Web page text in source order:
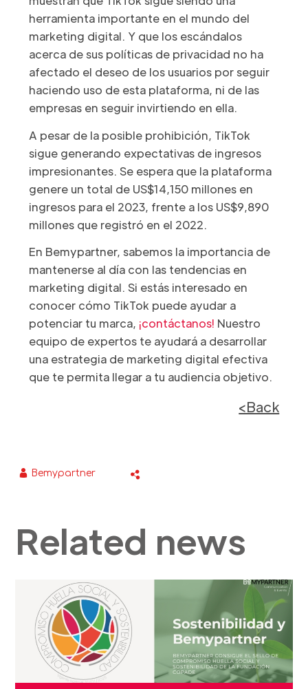
herramienta importante en el mundo del
marketing digital. Y que los escándalos
acerca de sus políticas de privacidad no ha
afectado el deseo de los usuarios por seguir
haciendo uso de esta plataforma, ni de las
empresas en seguir invirtiendo en ella.
A pesar de la posible prohibición, TikTok
sigue generando expectativas de ingresos
impresionantes. Se espera que la plataforma
genere un total de US$14,150 millones en
ingresos para el 2023, frente a los US$9,890
millones que registró en el 2022.
En Bemypartner, sabemos la importancia de
mantenerse al día con las tendencias en
marketing digital. Si estás interesado en
conocer cómo TikTok puede ayudar a
potenciar tu marca, ¡contáctanos! Nuestro
equipo de expertos te ayudará a desarrollar
una estrategia de marketing digital efectiva
que te permita llegar a tu audiencia objetivo.
<Back
Bemypartner
Related news